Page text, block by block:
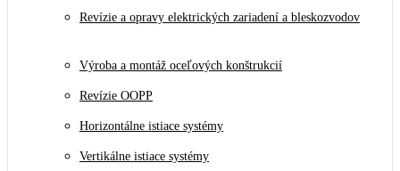
Revízie a opravy elektrických zariadení a bleskozvodov
Výroba a montáž oceľových konštrukcií
Revízie OOPP
Horizontálne istiace systémy
Vertikálne istiace systémy